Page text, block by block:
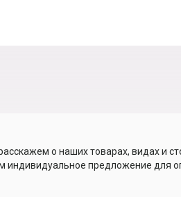
о наших товарах, видах и
индивидуальное предложение для